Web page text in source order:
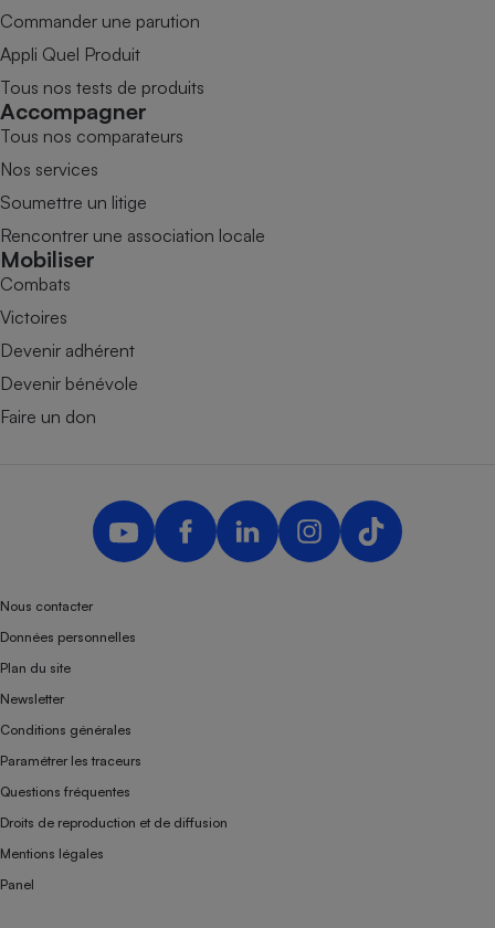
Commander une parution
Appli Quel Produit
Tous nos tests de produits
Accompagner
Tous nos comparateurs
Nos services
Soumettre un litige
Rencontrer une association locale
Mobiliser
Combats
Victoires
Devenir adhérent
Devenir bénévole
Faire un don
Nous contacter
Données personnelles
Plan du site
Newsletter
Conditions générales
Paramétrer les traceurs
Questions fréquentes
Droits de reproduction et de diffusion
Mentions légales
Panel